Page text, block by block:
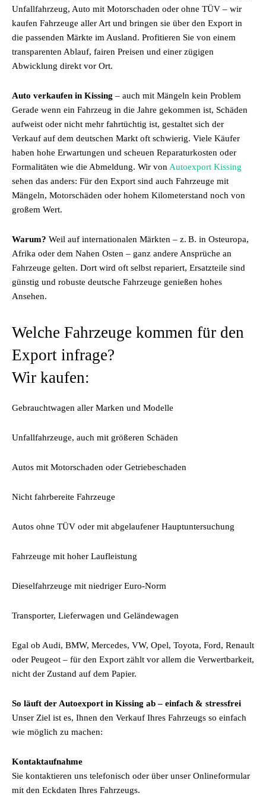
Unfallfahrzeug, Auto mit Motorschaden oder ohne TÜV – wir
kaufen Fahrzeuge aller Art und bringen sie über den Export in
die passenden Märkte im Ausland. Profitieren Sie von einem
transparenten Ablauf, fairen Preisen und einer zügigen
Abwicklung direkt vor Ort.
Auto verkaufen in Kissing – auch mit Mängeln kein Problem
Gerade wenn ein Fahrzeug in die Jahre gekommen ist, Schäden
aufweist oder nicht mehr fahrtüchtig ist, gestaltet sich der
Verkauf auf dem deutschen Markt oft schwierig. Viele Käufer
haben hohe Erwartungen und scheuen Reparaturkosten oder
Formalitäten wie die Abmeldung. Wir von Autoexport Kissing
sehen das anders: Für den Export sind auch Fahrzeuge mit
Mängeln, Motorschäden oder hohem Kilometerstand noch von
großem Wert.
Warum? Weil auf internationalen Märkten – z. B. in Osteuropa,
Afrika oder dem Nahen Osten – ganz andere Ansprüche an
Fahrzeuge gelten. Dort wird oft selbst repariert, Ersatzteile sind
günstig und robuste deutsche Fahrzeuge genießen hohes
Ansehen.
Welche Fahrzeuge kommen für den
Export infrage?
Wir kaufen:
Gebrauchtwagen aller Marken und Modelle
Unfallfahrzeuge, auch mit größeren Schäden
Autos mit Motorschaden oder Getriebeschaden
Nicht fahrbereite Fahrzeuge
Autos ohne TÜV oder mit abgelaufener Hauptuntersuchung
Fahrzeuge mit hoher Laufleistung
Dieselfahrzeuge mit niedriger Euro-Norm
Transporter, Lieferwagen und Geländewagen
Egal ob Audi, BMW, Mercedes, VW, Opel, Toyota, Ford, Renault
oder Peugeot – für den Export zählt vor allem die Verwertbarkeit,
nicht der Zustand auf dem Papier.
So läuft der Autoexport in Kissing ab – einfach & stressfrei
Unser Ziel ist es, Ihnen den Verkauf Ihres Fahrzeugs so einfach
wie möglich zu machen:
Kontaktaufnahme
Sie kontaktieren uns telefonisch oder über unser Onlineformular
mit den Eckdaten Ihres Fahrzeugs.